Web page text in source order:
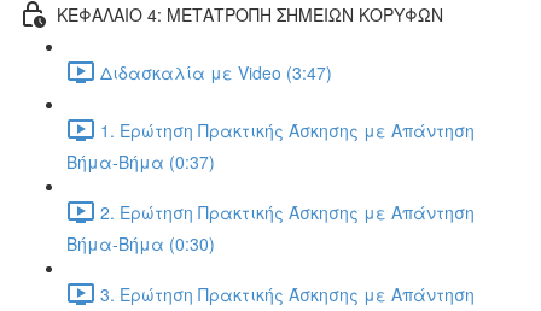
ΚΕΦΑΛΑΙΟ 4: ΜΕΤΑΤΡΟΠΗ ΣΗΜΕΙΩΝ ΚΟΡΥΦΩΝ
Διδασκαλία με Video (3:47)
1. Ερώτηση Πρακτικής Άσκησης με Απάντηση
Βήμα-Βήμα (0:37)
2. Ερώτηση Πρακτικής Άσκησης με Απάντηση
Βήμα-Βήμα (0:30)
3. Ερώτηση Πρακτικής Άσκησης με Απάντηση